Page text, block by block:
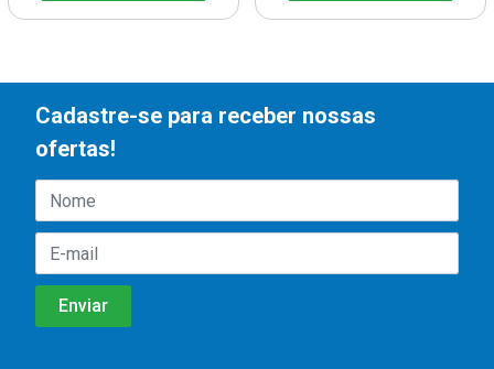
Cadastre-se para receber nossas
ofertas!